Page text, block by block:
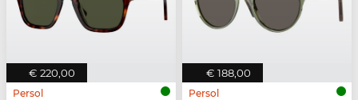
€ 220,00
Persol
€ 188,00
Persol